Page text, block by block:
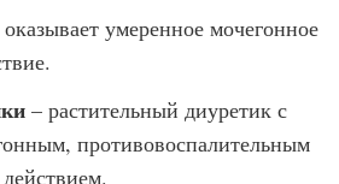
оказывает умеренное мочегонное
– растительный диуретик с
противовоспалительным